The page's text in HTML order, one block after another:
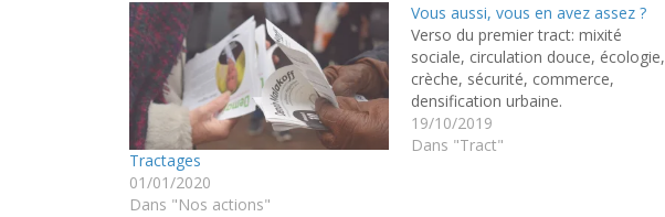
Tractages
01/01/2020
Dans "Nos actions"
Vous aussi, vous en avez assez ?
Verso du premier tract: mixité
sociale, circulation douce, écologie,
crèche, sécurité, commerce,
densification urbaine.
19/10/2019
Dans "Tract"